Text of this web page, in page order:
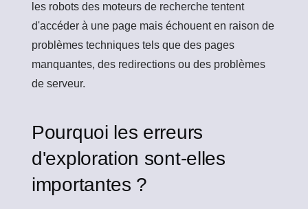
les robots des moteurs de recherche tentent
d'accéder à une page mais échouent en raison de
problèmes techniques tels que des pages
manquantes, des redirections ou des problèmes
de serveur.
Pourquoi les erreurs
d'exploration sont-elles
importantes ?